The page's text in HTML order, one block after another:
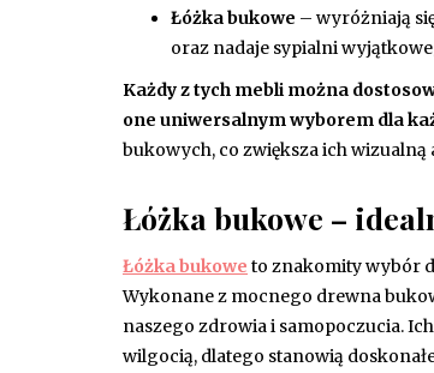
Łóżka bukowe – wyróżniają
oraz nadaje sypialni
Każdy z tych mebli można
one uniwersalnym wyborem dla
bukowych, co zwiększa ich
Łóżka bukowe –
Łóżka bukowe to znakomity wybór
Wykonane z mocnego drewna
naszego zdrowia i samopoczucia.
wilgocią, dlatego stanowią